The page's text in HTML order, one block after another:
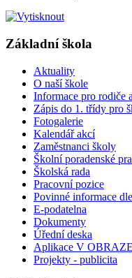
Základní škola
Aktuality
O naší škole
Informace pro rodiče
Zápis do 1. třídy pro
Fotogalerie
Kalendář akcí
Zaměstnanci školy
Školní poradenské
Školská rada
Pracovní pozice
Povinné informace
E-podatelna
Dokumenty
Úřední deska
Aplikace V OBRAZE
Projekty - publicita